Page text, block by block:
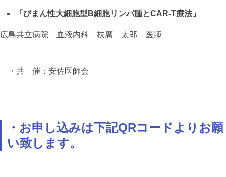
「びまん性大細胞型 B細胞リンパ腫とCAR-T療法」
広島共立病院 血液内科 枝廣 太郎 医師
・共 催：安佐医師会
・お申し込みは下記QRコードよりお願
い致します。